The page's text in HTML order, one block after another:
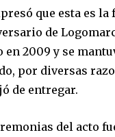
que esta es la
de
en 2009 y se
por diversas
de entregar.
del acto